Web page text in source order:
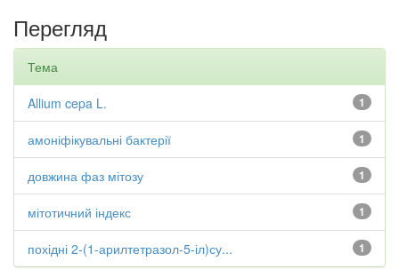
Перегляд
Тема
1
Allium cepa L.
1
амоніфікувальні бактерії
1
довжина фаз мітозу
1
мітотичний індекс
1
похідні 2-(1-арилтетразол-5-іл)су...